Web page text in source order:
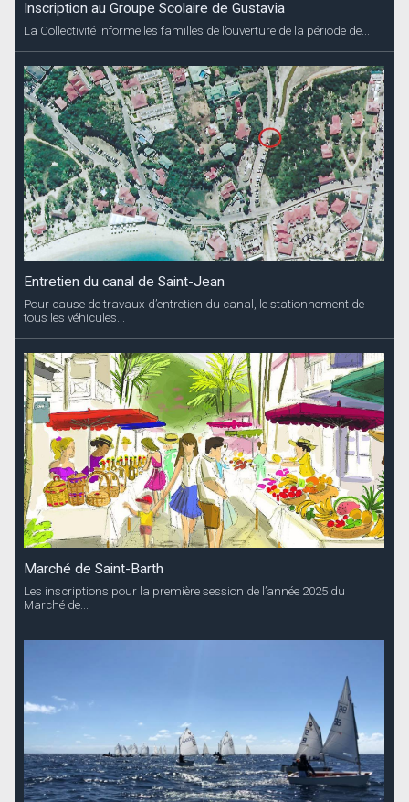
Inscription au Groupe Scolaire de Gustavia
La Collectivité informe les familles de l’ouverture de la période de...
Entretien du canal de Saint-Jean
Pour cause de travaux d’entretien du canal, le stationnement de
tous les véhicules...
Marché de Saint-Barth
Les inscriptions pour la première session de l’année 2025 du
Marché de...